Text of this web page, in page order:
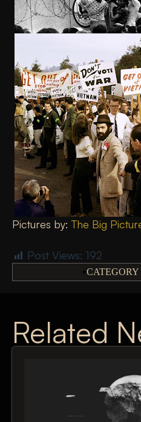
Pictures by:The Big
Post Views: 192
CATEGORY
Related